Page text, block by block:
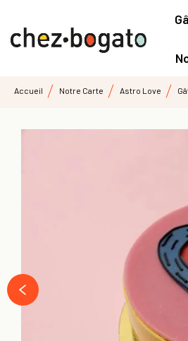
Accueil Notre Carte Astro Love
prev